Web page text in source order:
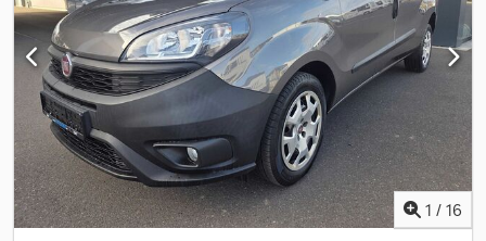
1 / 16